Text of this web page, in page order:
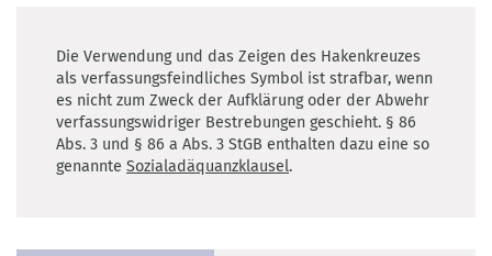
Die Verwendung und das Zeigen des Hakenkreuzes
als verfassungsfeindliches Symbol ist strafbar, wenn
es nicht zum Zweck der Aufklärung oder der Abwehr
verfassungswidriger Bestrebungen geschieht. § 86
Abs. 3 und § 86 a Abs. 3 StGB enthalten dazu eine so
genannte Sozialadäquanzklausel.